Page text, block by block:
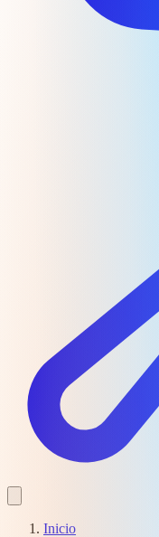
Inicio